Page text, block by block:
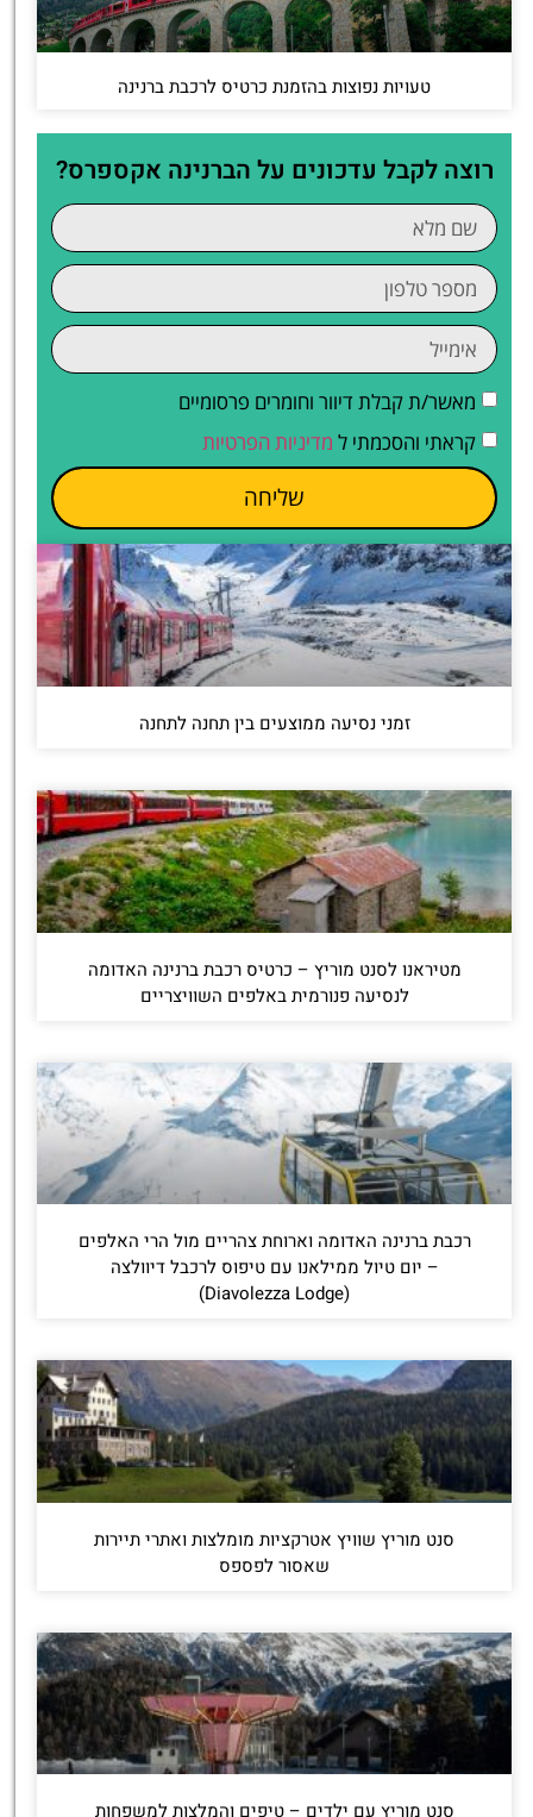
טעויות נפוצות בהזמנת כרטיס לרכבת ברנינה
רוצה לקבל עדכונים על הברנינה אקספרס?
מאשר/ת קבלת דיוור וחומרים פרסומיים
קראתי והסכמתי ל מדיניות הפרטיות
שליחה
זמני נסיעה ממוצעים בין תחנה לתחנה
מטיראנו לסנט מוריץ – כרטיס רכבת ברנינה האדומה
לנסיעה פנורמית באלפים השוויצריים
רכבת ברנינה האדומה וארוחת צהריים מול הרי האלפים
– יום טיול ממילאנו עם טיפוס לרכבל דיוולצה
(Diavolezza Lodge)
סנט מוריץ שוויץ אטרקציות מומלצות ואתרי תיירות
שאסור לפספס
סנט מוריץ עם ילדים – טיפים והמלצות למשפחות